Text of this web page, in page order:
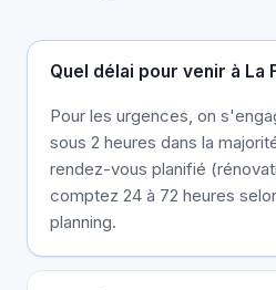
Quel délai pour venir à La
Pour les urgences, on
sous 2 heures dans la
rendez-vous planifié
comptez 24 à 72 heures
planning.